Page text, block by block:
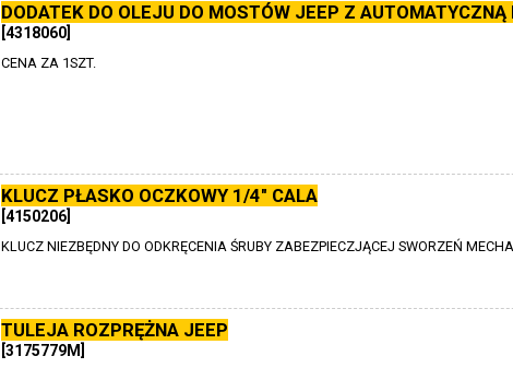
DODATEK DO OLEJU DO MOSTÓW JEEP Z AUTOMATYCZNĄ
[4318060]
CENA ZA 1SZT.
KLUCZ PŁASKO OCZKOWY 1/4" CALA
[4150206]
KLUCZ NIEZBĘDNY DO ODKRĘCENIA ŚRUBY ZABEZPIECZJĄCEJ SWORZEŃ
TULEJA ROZPRĘŻNA JEEP
[3175779M]